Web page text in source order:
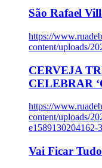
São Rafael
https://
content/uploads/
CERVEJA
CELEBRAR
https://
content/uploads/
e1589130204162-
Vai Ficar